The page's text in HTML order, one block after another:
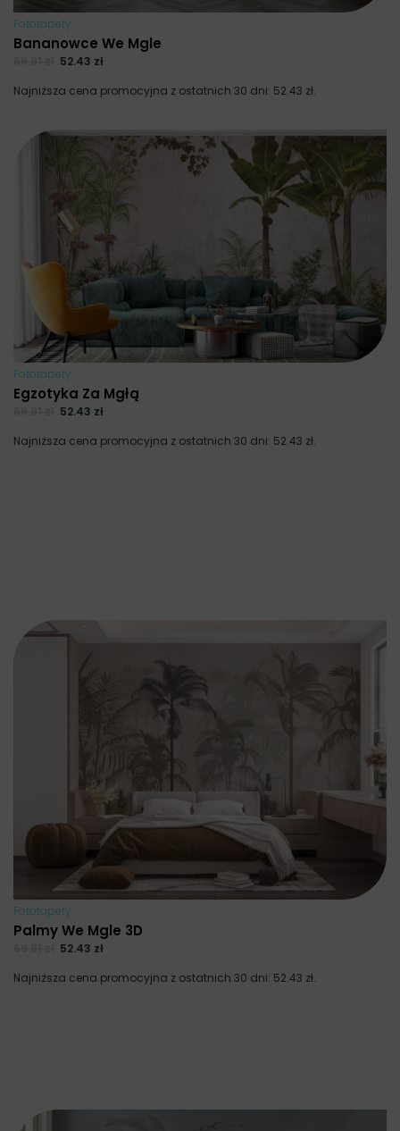
Fototapety
Bananowce We Mgle
52.43 zł
Najniższa cena promocyjna z ostatnich 30 dni: 52.43 zł.
Fototapety
Egzotyka Za Mgłą
52.43 zł
Najniższa cena promocyjna z ostatnich 30 dni: 52.43 zł.
Fototapety
Palmy We Mgle 3D
52.43 zł
Najniższa cena promocyjna z ostatnich 30 dni: 52.43 zł.